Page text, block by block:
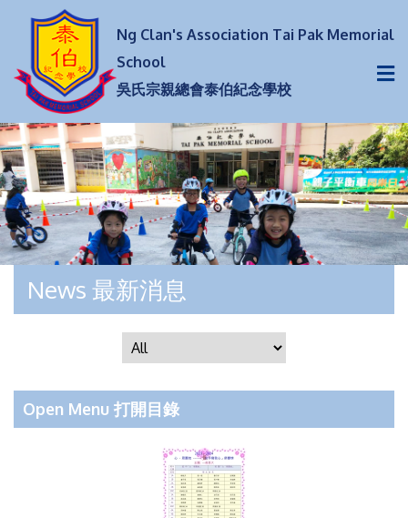
Ng Clan's Association Tai Pak Memorial
School
吳氏宗親總會泰伯紀念學校
News 最新消息
Open Menu 打開目錄